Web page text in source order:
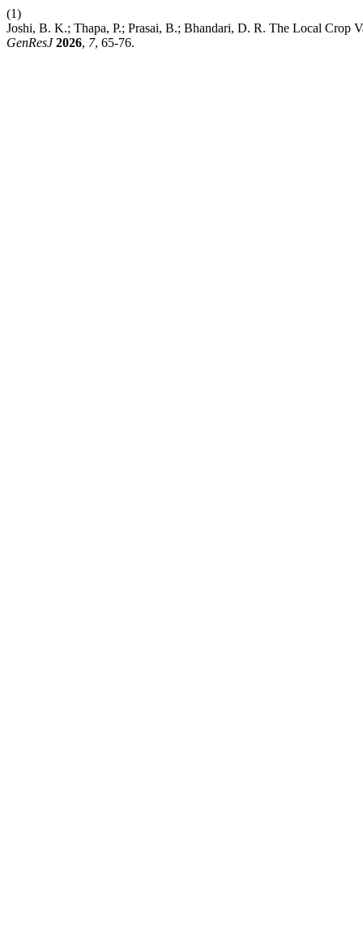
(1)
Joshi, B. K.; Thapa, P.; Prasai, B.; Bhandari, D. R. The Local Crop
GenResJ 2026, 7, 65-76.